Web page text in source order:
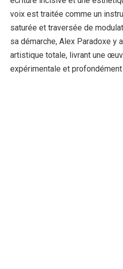
voix est traitée comme un
saturée et traversée de
sa démarche, Alex Paradoxe y
artistique totale, livrant une
expérimentale et